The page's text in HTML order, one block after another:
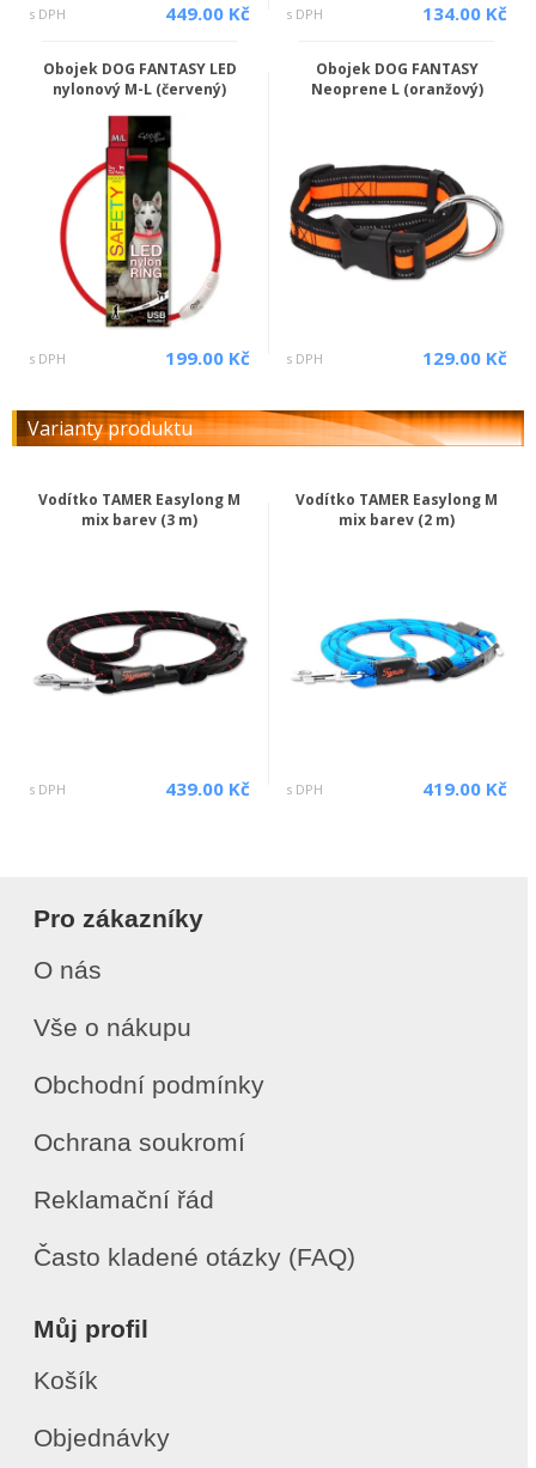
s DPH 449.00 Kč s DPH 134.00 Kč
Obojek DOG FANTASY LED
nylonový M-L (červený)
s DPH 199.00 Kč
Obojek DOG FANTASY
Neoprene L (oranžový)
s DPH 129.00 Kč
Varianty produktu
Vodítko TAMER Easylong M
mix barev (3 m)
s DPH 439.00 Kč
Vodítko TAMER Easylong M
mix barev (2 m)
s DPH 419.00 Kč
Pro zákazníky
O nás
Vše o nákupu
Obchodní podmínky
Ochrana soukromí
Reklamační řád
Často kladené otázky (FAQ)
Můj profil
Košík
Objednávky